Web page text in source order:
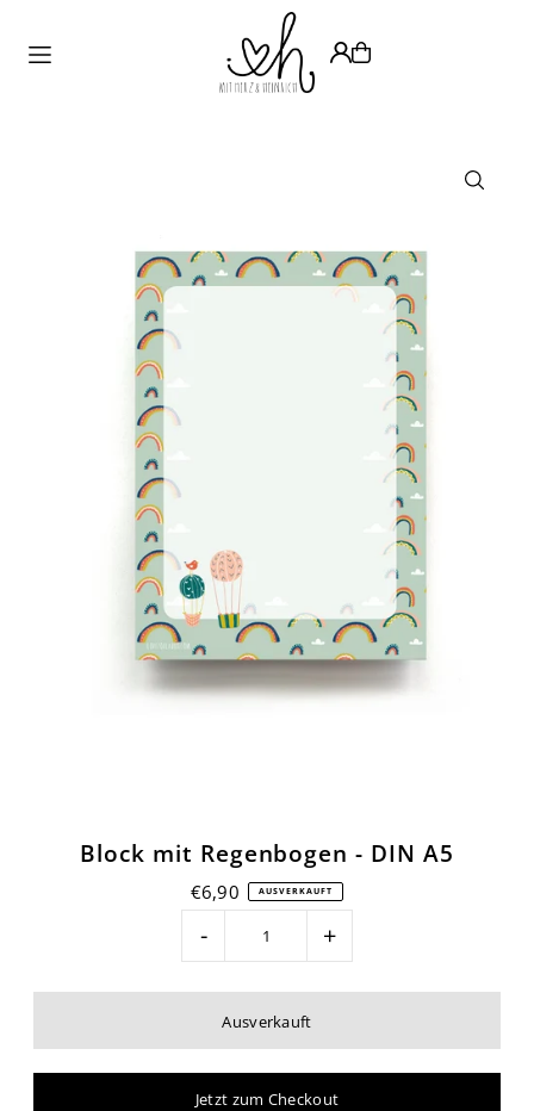
Translation missing: de.accessibility.skip_to_text
Block mit Regenbogen - DIN A5
€6,90 AUSVERKAUFT
- +
Jetzt zum Checkout